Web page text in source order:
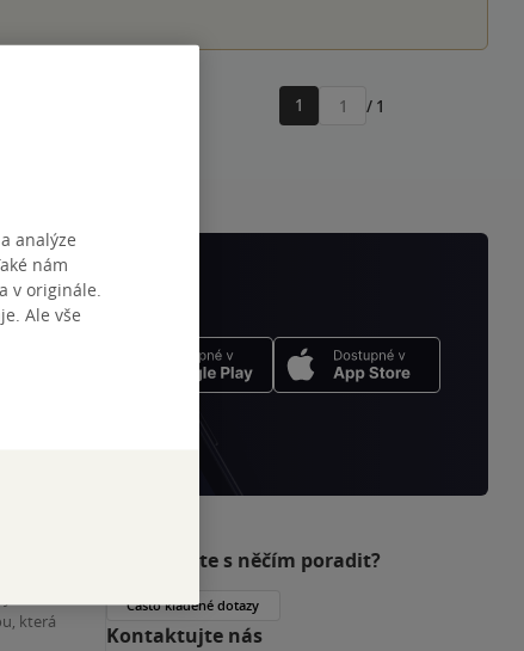
1
Přejít
/ 1
která
Potřebujete s něčím poradit?
Často kladené dotazy
Kontaktujte nás
analýze
nám
v originále.
Ale vše